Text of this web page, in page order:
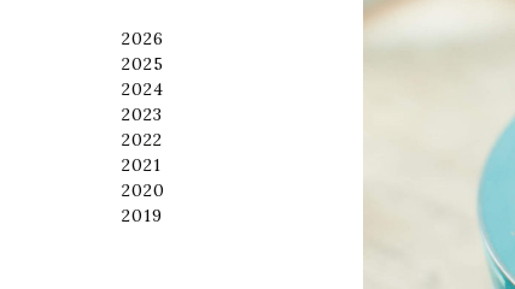
2026
2025
2024
2023
2022
2021
2020
2019